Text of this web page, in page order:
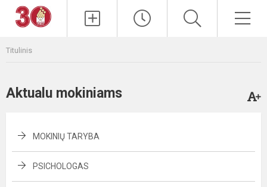
Titulinis
Aktualu mokiniams
MOKINIŲ TARYBA
PSICHOLOGAS